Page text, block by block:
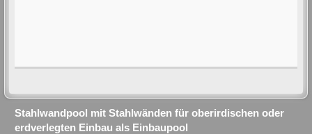
Stahlwandpool mit Stahlwänden für oberirdischen oder
erdverlegten Einbau als Einbaupool